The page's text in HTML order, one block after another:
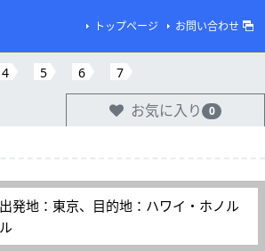
トップページ お問い合わせ
4 5 6 7
お気に入り 0
出発地：東京、目的地：ハワイ・ホノル
ル